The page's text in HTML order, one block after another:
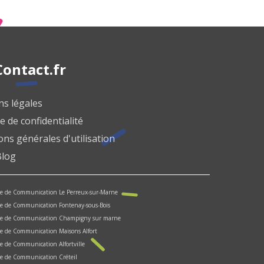
légales
de confidentialité
générales d'utilisation
de Communication Le Perreux-sur-Marne
de Communication Fontenay-sous-Bois
de Communication Champigny sur marne
de Communication Maisons Alfort
de Communication Alfortville
de Communication Créteil